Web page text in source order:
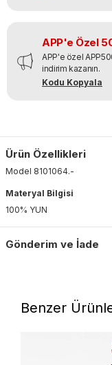
APP'e Özel
APP'e özel
indirim kazanın.
Kodu Kopyala
Ürün Özellikleri
Model 8101064.-
Materyal Bilgisi
100% YUN
Gönderim ve İade
Benzer